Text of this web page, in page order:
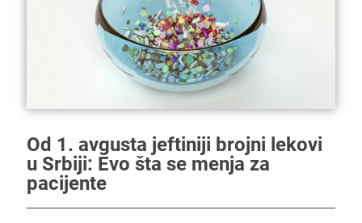
Od 1. avgusta jeftiniji brojni lekovi
u Srbiji: Evo šta se menja za
pacijente